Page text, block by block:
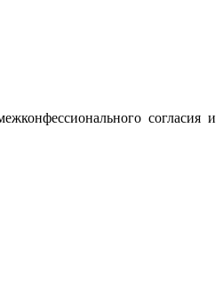
согласия и